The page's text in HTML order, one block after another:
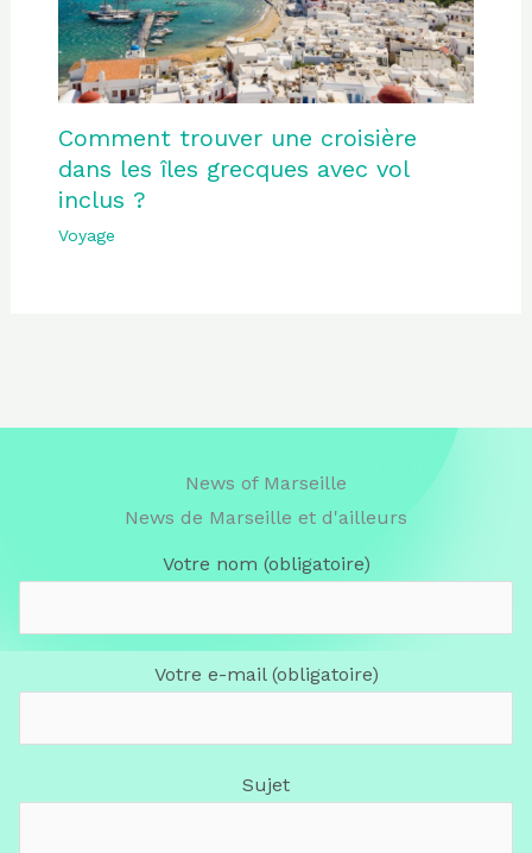
Comment trouver une croisière
dans les îles grecques avec vol
inclus ?
Voyage
News of Marseille
News de Marseille et d'ailleurs
Votre nom (obligatoire)
Votre e-mail (obligatoire)
Sujet